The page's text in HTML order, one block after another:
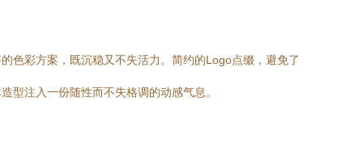
色彩方案，既沉稳又不失活力。简约的Logo点缀，避免了
型注入一份随性而不失格调的动感气息。